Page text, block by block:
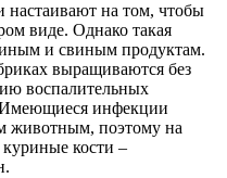
настаивают на том, чтобы
виде. Однако такая
и свиным продуктам.
выращиваются без
воспалительных
Имеющиеся инфекции
животным, поэтому на
кости –